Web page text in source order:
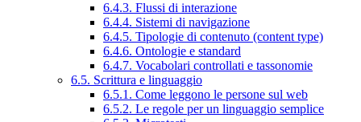
6.4.3. Flussi di interazione
6.4.4. Sistemi di navigazione
6.4.5. Tipologie di contenuto (content type)
6.4.6. Ontologie e standard
6.4.7. Vocabolari controllati e tassonomie
6.5. Scrittura e linguaggio
6.5.1. Come leggono le persone sul web
6.5.2. Le regole per un linguaggio semplice